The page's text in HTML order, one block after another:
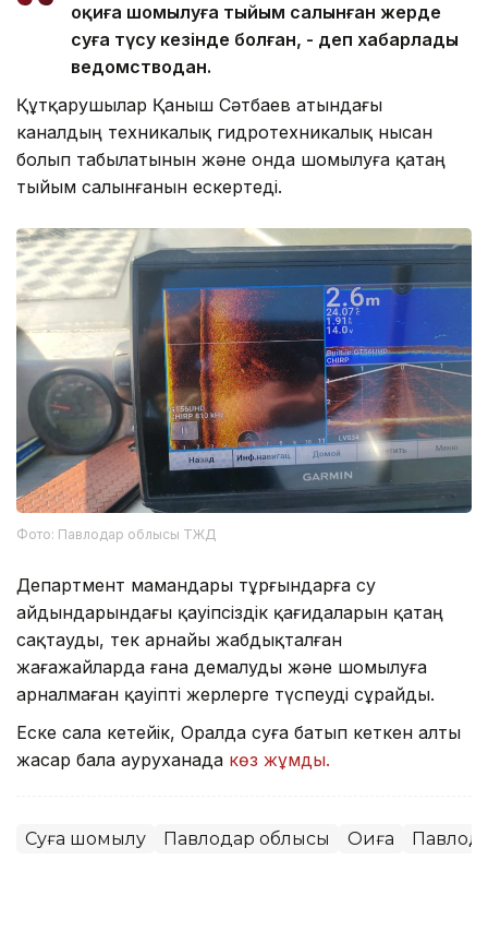
оқиға шомылуға тыйым салынған жерде
суға түсу кезінде болған, - деп хабарлады
ведомстводан.
Құтқарушылар Қаныш Сәтбаев атындағы
каналдың техникалық гидротехникалық нысан
болып табылатынын және онда шомылуға қатаң
тыйым салынғанын ескертеді.
Фото: Павлодар облысы ТЖД
Департмент мамандары тұрғындарға су
айдындарындағы қауіпсіздік қағидаларын қатаң
сақтауды, тек арнайы жабдықталған
жағажайларда ғана демалуды және шомылуға
арналмаған қауіпті жерлерге түспеуді сұрайды.
Еске сала кетейік, Оралда суға батып кеткен алты
жасар бала ауруханада көз жұмды.
Суға шомылу Павлодар облысы Оқиға